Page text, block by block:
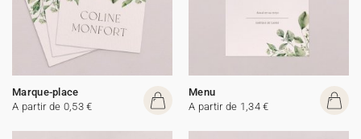
Marque-place
A partir de 0,53 €
Menu
A partir de 1,34 €